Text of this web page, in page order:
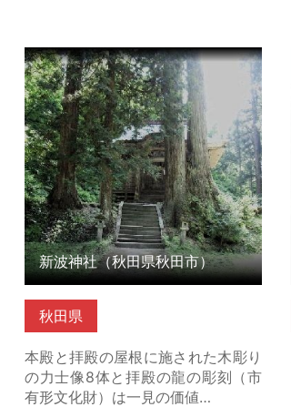
秋田県
本殿と拝殿の屋根に施された木彫り
の力士像8体と拝殿の龍の彫刻（市
有形文化財）は一見の価値…
新波神社（秋田県秋田市） の詳細は
こちら
新波神社（秋田県秋田市）